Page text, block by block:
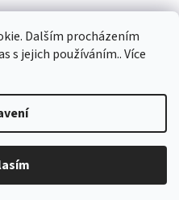
Dalším procházením
s jejich používáním.. Více
v pondělí 10.8.
Shoptet
. Všechna práva vyhrazena.